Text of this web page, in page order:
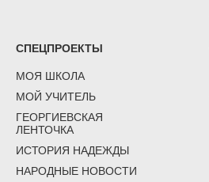
СПЕЦПРОЕКТЫ
МОЯ ШКОЛА
МОЙ УЧИТЕЛЬ
ГЕОРГИЕВСКАЯ
ЛЕНТОЧКА
ИСТОРИЯ НАДЕЖДЫ
НАРОДНЫЕ НОВОСТИ